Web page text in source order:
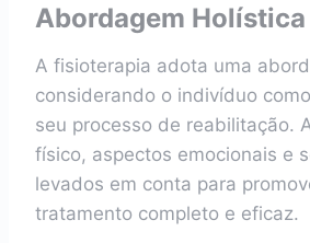
Abordagem Holística
A fisioterapia adota uma
considerando o indivíduo
seu processo de reabilitação.
físico, aspectos emocionais e
levados em conta para
tratamento completo e eficaz.